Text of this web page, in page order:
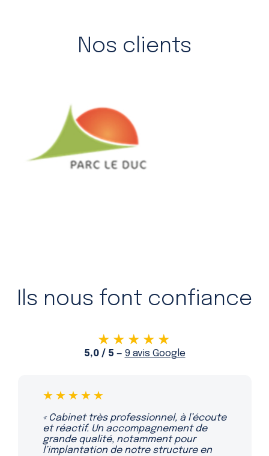
Nos clients
Ils nous font confiance
★★★★★
5,0 / 5 — 9 avis Google
★★★★★
« Travailler avec ce cabinet a été une
expérience très positive pour notre
entreprise. L’équipe est compétente
et réactive. »